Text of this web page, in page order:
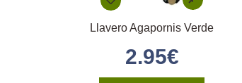
Llavero Agapornis Verde
2.95€